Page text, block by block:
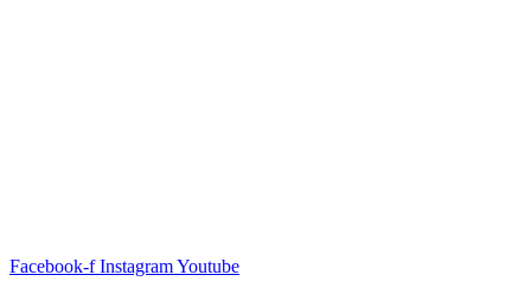
Facebook-f InstagramYoutube